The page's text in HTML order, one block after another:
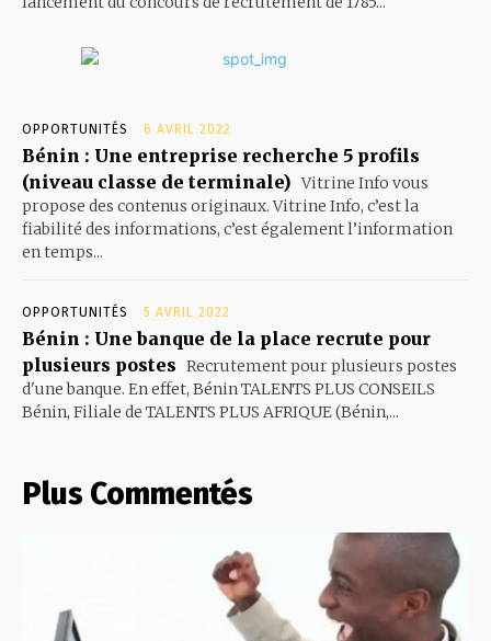
OPPORTUNITÉS 6 AVRIL 2022
Bénin : Une entreprise recherche 5 profils
(niveau classe de terminale) Vitrine Info vous
propose des contenus originaux. Vitrine Info, c’est la
fiabilité des informations, c’est également l’information
en temps...
OPPORTUNITÉS 5 AVRIL 2022
Bénin : Une banque de la place recrute pour
plusieurs postes Recrutement pour plusieurs postes
d'une banque. En effet, Bénin TALENTS PLUS CONSEILS
Bénin, Filiale de TALENTS PLUS AFRIQUE (Bénin,...
Plus Commentés